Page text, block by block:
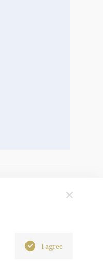
I agree